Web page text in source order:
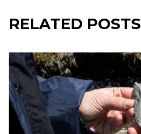
RELATED POSTS